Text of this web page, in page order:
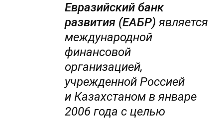
Евразийский банк
развития (ЕАБР)является
международной
финансовой
организацией,
учрежденной Россией
и Казахстаном в январе
2006 года с целью